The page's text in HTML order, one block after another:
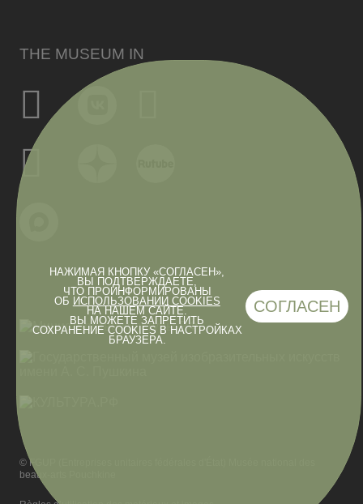
НАЖИМАЯ КНОПКУ «СОГЛАСЕН»,
ВЫ ПОДТВЕРЖДАЕТЕ,
ЧТО ПРОИНФОРМИРОВАНЫ
ОБ ИСПОЛЬЗОВАНИИ COOKIES
НА НАШЕМ САЙТЕ.
ВЫ МОЖЕТЕ ЗАПРЕТИТЬ
СОХРАНЕНИЕ COOKIES В НАСТРОЙКАХ
БРАУЗЕРА.
СОГЛАСЕН
THE MUSEUM IN
© FGUP (Entreprises unitaires fédérales d'État) Musée national des
beaux-arts Pouchkine